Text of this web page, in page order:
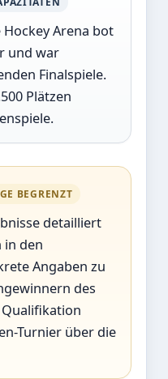
Arena bot
und war
Finalspiele.
Plätzen
BEGRENZT
detailliert
in den
Angaben zu
des
Qualifikation
Turnier über die